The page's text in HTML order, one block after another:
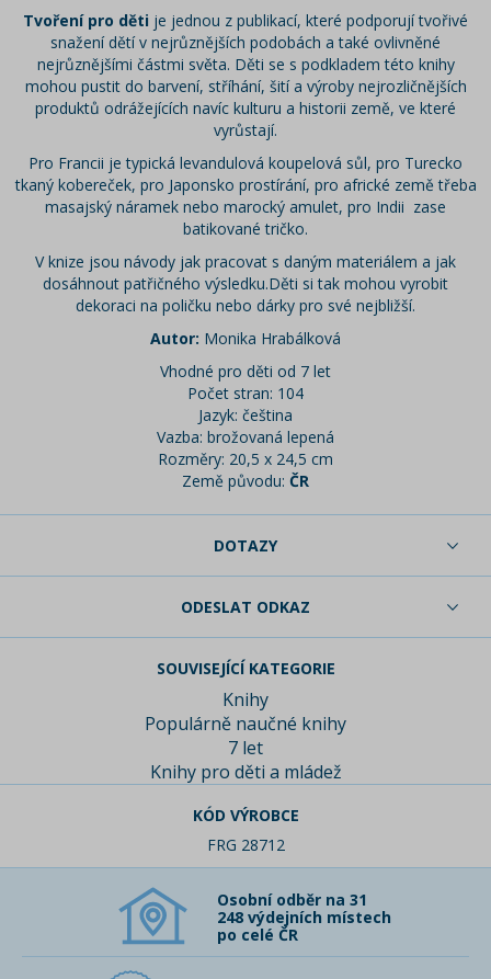
Tvoření pro děti je jednou z publikací, které podporují tvořivé
snažení dětí v nejrůznějších podobách a také ovlivněné
nejrůznějšími částmi světa. Děti se s podkladem této knihy
mohou pustit do barvení, stříhání, šití a výroby nejrozličnějších
produktů odrážejících navíc kulturu a historii země, ve které
vyrůstají.
Pro Francii je typická levandulová koupelová sůl, pro Turecko
tkaný kobereček, pro Japonsko prostírání, pro africké země třeba
masajský náramek nebo marocký amulet, pro Indii zase
batikované tričko.
V knize jsou návody jak pracovat s daným materiálem a jak
dosáhnout patřičného výsledku.Děti si tak mohou vyrobit
dekoraci na poličku nebo dárky pro své nejbližší.
Autor: Monika Hrabálková
Vhodné pro děti od 7 let
Počet stran: 104
Jazyk: čeština
Vazba: brožovaná lepená
Rozměry: 20,5 x 24,5 cm
Země původu: ČR
DOTAZY
ODESLAT ODKAZ
SOUVISEJÍCÍ KATEGORIE
Knihy
Populárně naučné knihy
7 let
Knihy pro děti a mládež
KÓD VÝROBCE
FRG 28712
Osobní odběr na 31
248 výdejních místech
po celé ČR